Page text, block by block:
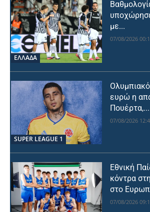
ΕΛΛΑΔΑ
με...
07/08/2026
SUPER LEAGUE 1
ευρώ η
Πουέρτα,...
07/08/2026
Εθνική
κόντρα
στο
07/08/2026